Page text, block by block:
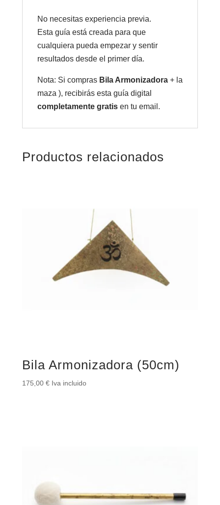
No necesitas experiencia previa.
Esta guía está creada para que
cualquiera pueda empezar y sentir
resultados desde el primer día.
Nota: Si compras Bila Armonizadora+ la
maza ), recibirás esta guía digital
completamente gratisen tu email.
Productos relacionados
Bila Armonizadora (50cm)
175,00 € Iva incluido